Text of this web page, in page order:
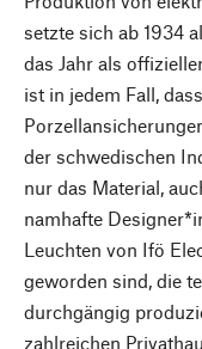
setzte sich ab 1934
das Jahr als
ist in jedem Fall,
der schwedischen
nur das Material,
namhafte
Leuchten von Ifö
geworden sind, die
durchgängig
zahlreichen